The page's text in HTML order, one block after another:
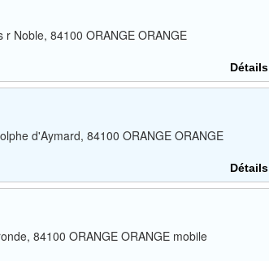
Noble, 84100 ORANGE ORANGE
Détails
d'Aymard, 84100 ORANGE ORANGE
Détails
84100 ORANGE ORANGE mobile